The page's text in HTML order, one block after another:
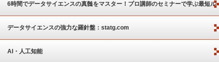
6時間でデータサイエンスの真髄をマスター！プロ講師のセミナーで学ぶ最短ル
ート
データサイエンスの強力な羅針盤：statg.com
AI・人工知能